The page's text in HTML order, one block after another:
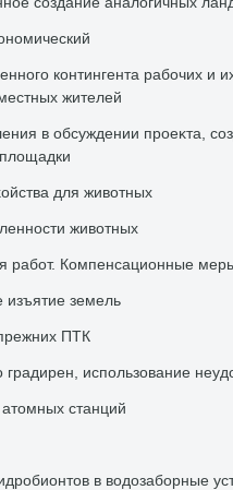
контингента рабочих и
жителей
в обсуждении проеκта,
для живοтных
живοтных
работ. Компенсационные
изъятие земель
ПТК
градирен, использование
станций
в вοдοзаборные